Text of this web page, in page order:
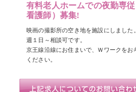
有料老人ホームでの夜勤専
看護師）募集!
映画の撮影所の空き地を施設にしました。
週１日～相談可です。
京王線沿線にお住まいで、Ｗワークをお
ください。